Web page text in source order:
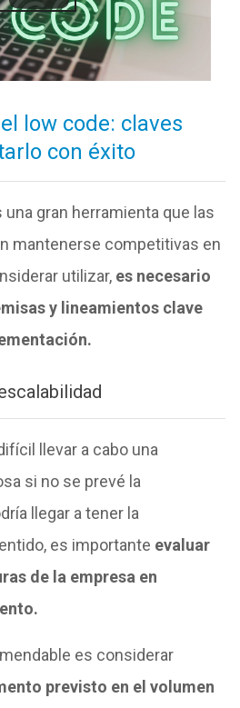
low code: claves
con éxito
gran herramienta que las
mantenerse competitivas en
utilizar, es necesario
y lineamientos clave
llevar a cabo una
si no se prevé la
llegar a tener la
es importante evaluar
de la empresa en
es considerar
previsto en el volumen